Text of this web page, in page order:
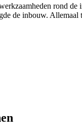
rond
de inbouw.